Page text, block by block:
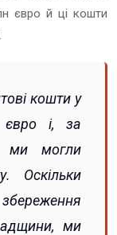
євро й ці кошти
кошти у
і, за
ми могли
Оскільки
ми